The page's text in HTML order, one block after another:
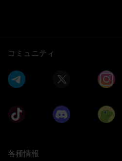
コミュニティ
各種情報